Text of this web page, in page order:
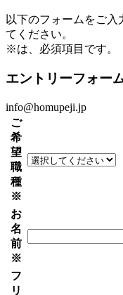
以下のフォームをご
てください。
※は、必須項目です。
エントリーフォー
info@homupeji.jp
ご
希
望
職
種
※
お
名
前
※
フ
リ